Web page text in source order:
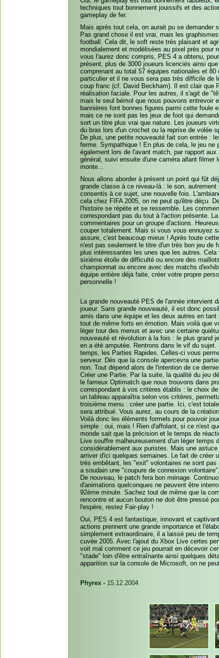
techniques tout bonnement jouissifs et des
gameplay de fer.
Mais après tout cela, on aurait pu se demander
Pas grand chose il est vrai, mais les
football. Cela dit, le soft reste très plaisant et
mondialement et modélisées au pixel près pour
vous l'aurez donc compris, PES 4 a obtenu,
présent, plus de 3000 joueurs licenciés ainsi
comprenant au total 57 équipes nationales et
particulier et il ne vous sera pas très difficile de
coup franc (cf. David Beckham). Il est clair que
réalisation faciale. Pour les autres, il s'agit de
mais le seul bémol que nous pouvons entrevoir
bannières font bonnes figures parmi cette foule
mais ce ne sont pas les jeux de foot qui
sort un titre plus vrai que nature. Les joueurs
du bras lors d'un crochet ou la reprise de volée
De plus, une petite nouveauté fait son entrée :
ferme. Sympathique ! En plus de cela, le jeu
également lors de l'avant match, par rapport
général, suivi ensuite d'une caméra allant filmer
monte...
Nous allons aborder à présent un point qui fût
grande classe à ce niveau-là : le son,
consentis à ce sujet, une nouvelle fois.
cela chez FIFA 2005, on ne peut qu'être déçu.
l'histoire se répète et se ressemble. Les
correspondant pas du tout à l'action présente.
commentaires pour un groupe d'actions.
couper totalement. Mais si vous vous ennuyez
assure, c'est beaucoup mieux ! Après toute
n'est pas seulement le titre d'un très bon jeu de
plus intéressantes les unes que les autres.
sixième étoile de difficulté ou encore des
championnat ou encore avec des matchs
équipe entière déjà faite, créer votre propre
personnelle !
La grande nouveauté PES de l'année
joueur. Sans grande nouveauté, il est donc
amis dans une équipe et les deux autres en
tout de même forts en émotion. Mais voilà que
léger tour des menus et avec une certaine
nouveauté et révolution à la fois : le plus grand
en a été amputée. Rentrons dans le vif du
temps, les Parties Rapides. Celles-ci vous
serveur. Dès que la console apercevra une
non. Tout dépend alors de l'intention de ce
Créer une Partie. Par la suite, la qualité du jeu
le fameux Optimatch que nous trouvons dans
correspondant à vos critères établis : le choix
un tableau apparaîtra selon vos critères,
troisième menu : créer une partie. Ici, c'est
sera attribué. Vous aurez, au cours de la
Voilà donc les éléments formels pour pouvoir
simple : oui, mais ! Rien d'affolant, si ce n'est
monde sait que la précision et le temps de
Live souffre malheureusement d'un léger
considérablement aux puristes. Mais une
arriver d'ici quelques semaines. Le fait de créer
très embêtant, les "exit" volontaires ne sont
a soudain une "coupure de connexion
De nouveau, le patch fera bon ménage.
d'animations quelconques ne peuvent être
92ème minute. Sachez tout de même que la
rencontre et aucun bouton ne doit être pressé
l'espère, restez Fair-play !
Oui, PES 4 est fantastique, innovant et
actions prennent une grande importance et
simplement extraordinaire, il a laissé peu de
cuvée 2005. Avec l'ajout du Xbox Live certes
voit mal comment ce jeu pourrait en décevoir
"stade" loin d'être entraînante ainsi quelques
apparition sur la console de Microsoft, on ne
Phyrex - 15.12.2004